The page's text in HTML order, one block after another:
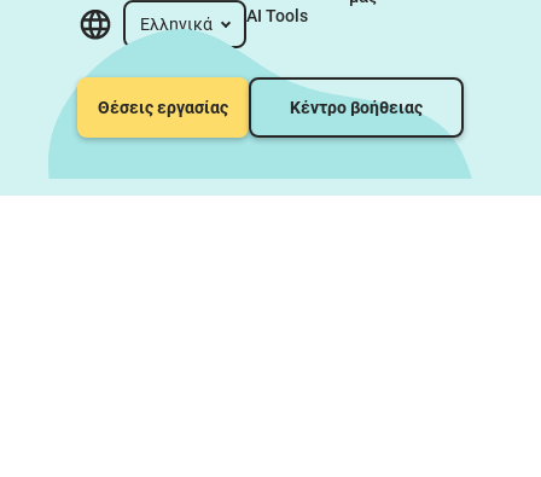
Ελληνικά
AI Tools
Θέσεις εργασίας Κέντρο βοήθειας